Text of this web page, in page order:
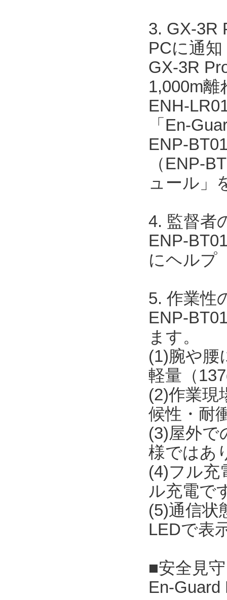
3. GX-3R
PCに通知
GX-3R
1,000m離
ENH-
「En-
ENP-
（ENP-
ュール」
4. 監督者
ENP-
にヘルプ
5. 作業性
ENP-
ます。
(1)腕や腰
軽量（
(2)作業現
候性・耐
(3)屋外で
様ではあ
(4)フル充
ル充電で
(5)通信状
LEDで表
■安全見
En-Guard